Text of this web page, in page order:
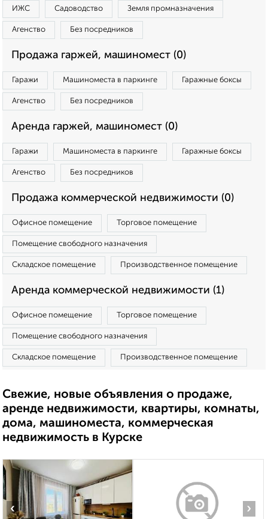
ИЖС Садоводство Земля промназначения
Агенство Без посредников
Продажа гаржей, машиномест (0)
Гаражи Машиноместа в паркинге Гаражные боксы
Агенство Без посредников
Аренда гаржей, машиномест (0)
Гаражи Машиноместа в паркинге Гаражные боксы
Агенство Без посредников
Продажа коммерческой недвижимости (0)
Офисное помещение Торговое помещение
Помещение свободного назначения
Складское помещение Производственное помещение
Аренда коммерческой недвижимости (1)
Офисное помещение Торговое помещение
Помещение свободного назначения
Складское помещение Производственное помещение
Свежие, новые объявления о продаже,
аренде недвижимости, квартиры, комнаты,
дома, машиноместа, коммерческая
недвижимость в Курске
‹ ›